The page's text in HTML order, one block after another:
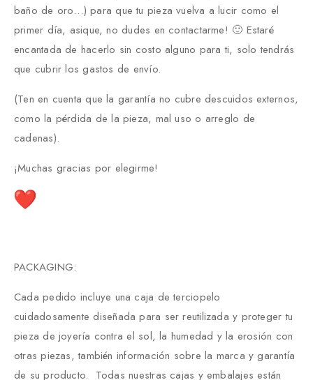
baño de oro…) para que tu pieza vuelva a lucir como el
primer día, asique, no dudes en contactarme! 🙂 Estaré
encantada de hacerlo sin costo alguno para ti, solo tendrás
que cubrir los gastos de envío.
(Ten en cuenta que la garantía no cubre descuidos externos,
como la pérdida de la pieza, mal uso o arreglo de
cadenas).
¡Muchas gracias por elegirme!
PACKAGING:
Cada pedido incluye una caja de terciopelo
cuidadosamente diseñada para ser reutilizada y proteger tu
pieza de joyería contra el sol, la humedad y la erosión con
otras piezas, también información sobre la marca y garantía
de su producto. Todas nuestras cajas y embalajes están